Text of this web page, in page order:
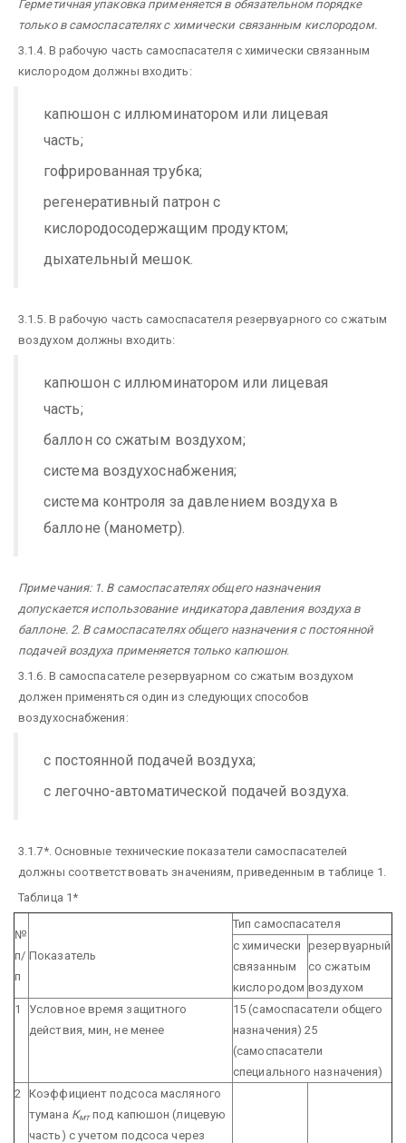
Герметичная упаковка применяется в обязательном порядке
только в самоспасателях с химически связанным кислородом.
3.1.4. В рабочую часть самоспасателя с химически связанным
кислородом должны входить:
капюшон с иллюминатором или лицевая
часть;
гофрированная трубка;
регенеративный патрон с
кислородосодержащим продуктом;
дыхательный мешок.
3.1.5. В рабочую часть самоспасателя резервуарного со сжатым
воздухом должны входить:
капюшон с иллюминатором или лицевая
часть;
баллон со сжатым воздухом;
система воздухоснабжения;
система контроля за давлением воздуха в
баллоне (манометр).
Примечания: 1. В самоспасателях общего назначения
допускается использование индикатора давления воздуха в
баллоне. 2. В самоспасателях общего назначения с постоянной
подачей воздуха применяется только капюшон.
3.1.6. В самоспасателе резервуарном со сжатым воздухом
должен применяться один из следующих способов
воздухоснабжения:
с постоянной подачей воздуха;
с легочно-автоматической подачей воздуха.
3.1.7*. Основные технические показатели самоспасателей
должны соответствовать значениям, приведенным в таблице 1.
Таблица 1*
№
п/
п
Показатель
Тип самоспасателя
с химически
связанным
кислородом
резервуарный
со сжатым
воздухом
1
Условное время защитного
действия, мин, не менее
15 (самоспасатели общего
назначения) 25
(самоспасатели
специального назначения)
2
Коэффициент подсоса масляного
тумана Кмтпод капюшон (лицевую
часть) с учетом подсоса через